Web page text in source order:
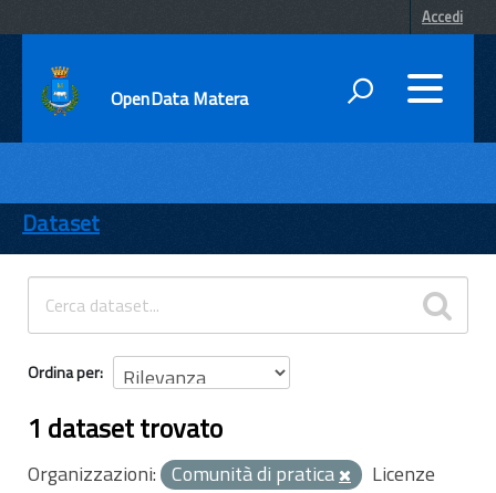
Accedi
OpenData Matera
ENTI
TEMI
INFORMAZIONI
Dataset
Ordina per
1 dataset trovato
Organizzazioni: Comunità di pratica
Licenze